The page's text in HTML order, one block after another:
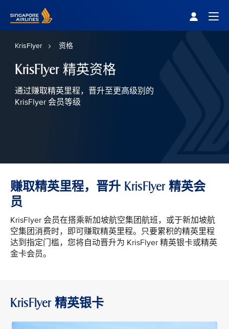
KrisFlyer 资格
KrisFlyer 精英资格
通过赚取精英里程，晋升至更高级别的
KrisFlyer 会员等级
赚取精英里程，晋升 KrisFlyer 精英会
员
KrisFlyer 会员在搭乘新加坡航空集团航班，或于新加坡航
空集团消费时，即可赚取精英里程。只要累积的精英里程
达到指定门槛，您将自动晋升为 KrisFlyer 精英银卡或精英
金卡会员。
KrisFlyer 精英银卡